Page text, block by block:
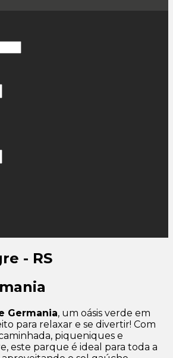
- RS
Germania, um oásis verde em
para relaxar e se divertir! Com
piqueniques e
este parque é ideal para toda a